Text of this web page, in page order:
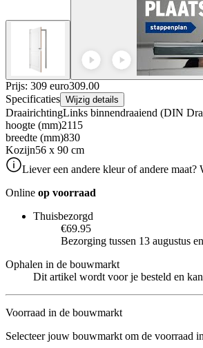
Prijs: 309 euro309.00
Specificaties Wijzig details
DraairichtingLinks binnendraaiend (DIN
hoogte (mm)2115
breedte (mm)830
Kozijn56 x 90 cm
Liever een andere kleur of andere maat?
Online op voorraad
Thuisbezorgd
€69.95
Bezorging tussen 13 augustus
Ophalen in de bouwmarkt
Dit artikel wordt voor je besteld en
Voorraad in de bouwmarkt
Selecteer jouw bouwmarkt om de voorraad